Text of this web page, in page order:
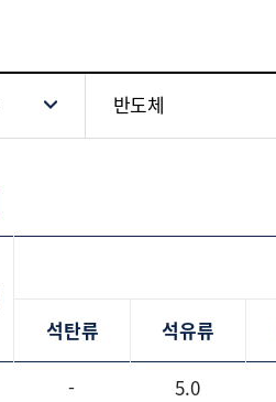
반도체
석탄류 석유류
- 5.0